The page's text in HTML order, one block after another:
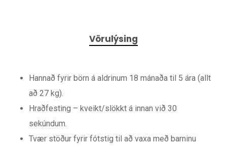
Vörulýsing
Hannað fyrir börn á aldrinum 18 mánaða til 5 ára (allt
að 27 kg).
Hraðfesting – kveikt/slökkt á innan við 30
sekúndum.
Tvær stöður fyrir fótstig til að vaxa með barninu